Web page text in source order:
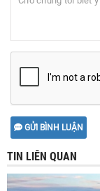
GỬI BÌNH LUẬN
TIN LIÊN QUAN